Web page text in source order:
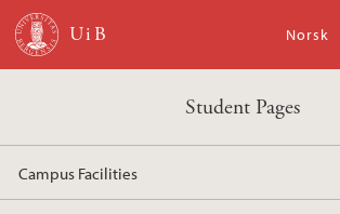
Skip to main content
Norsk
Student Pages
Campus Facilities